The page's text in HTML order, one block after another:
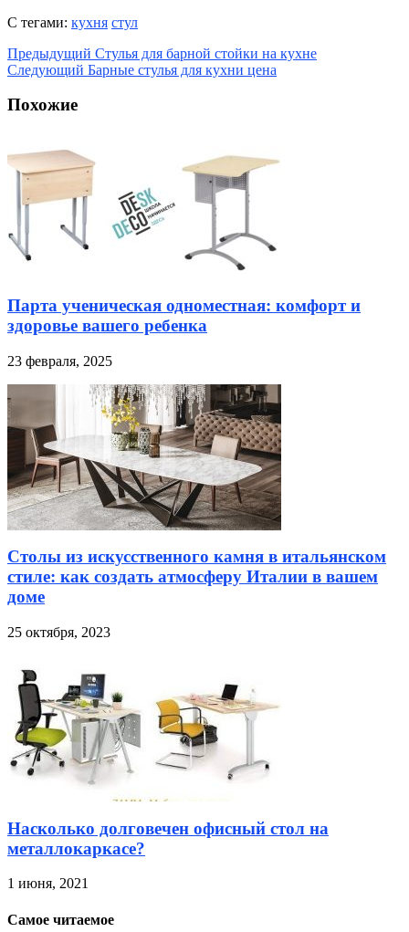
С тегами: кухня стул
Предыдущий Стулья для барной стойки на кухне
Следующий Барные стулья для кухни цена
Похожие
Парта ученическая одноместная: комфорт и
здоровье вашего ребенка
23 февраля, 2025
Столы из искусственного камня в итальянском
стиле: как создать атмосферу Италии в вашем
доме
25 октября, 2023
Насколько долговечен офисный стол на
металлокаркасе?
1 июня, 2021
Самое читаемое